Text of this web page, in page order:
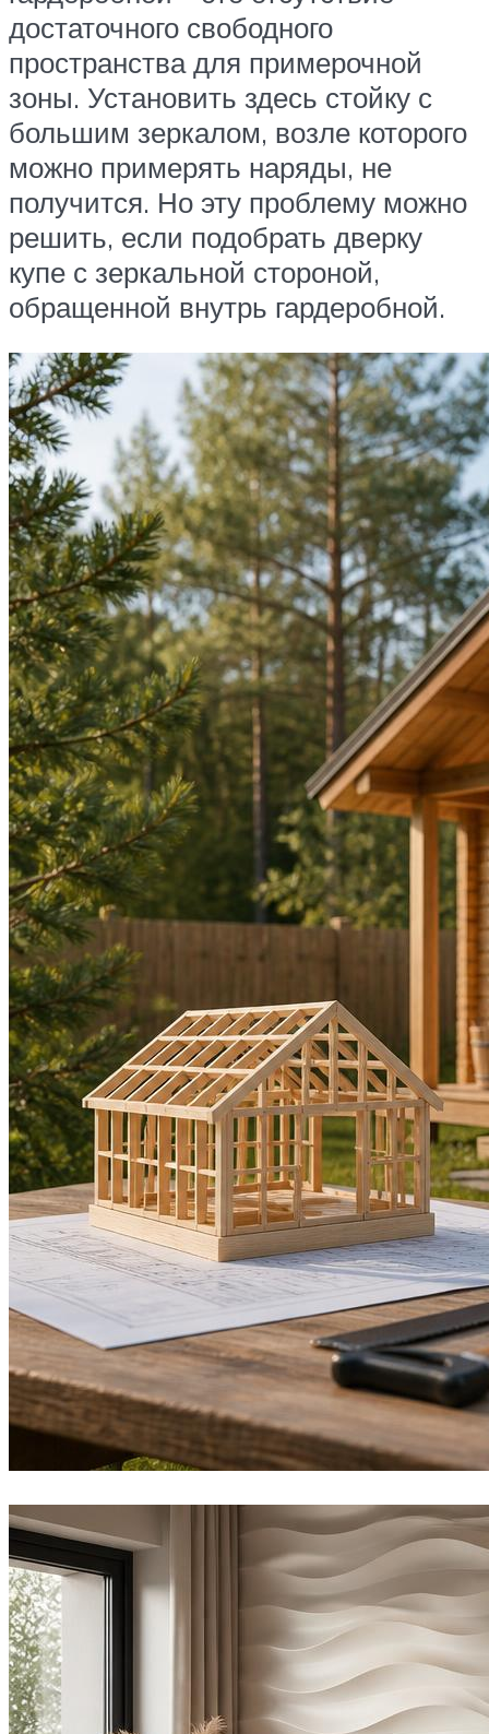
достаточного свободного
пространства для примерочной
зоны. Установить здесь стойку с
большим зеркалом, возле которого
можно примерять наряды, не
получится. Но эту проблему можно
решить, если подобрать дверку
купе с зеркальной стороной,
обращенной внутрь гардеробной.